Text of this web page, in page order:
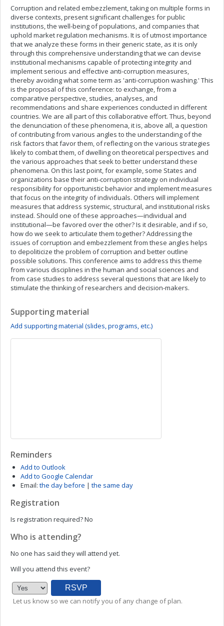
Corruption and related embezzlement, taking on multiple forms in
diverse contexts, present significant challenges for public
institutions, the well-being of populations, and companies that
uphold market regulation mechanisms. It is of utmost importance
that we analyze these forms in their generic state, as it is only
through this comprehensive understanding that we can devise
institutional mechanisms capable of protecting integrity and
implement serious and effective anti-corruption measures,
thereby avoiding what some term as 'anti-corruption washing.' This
is the proposal of this conference: to exchange, from a
comparative perspective, studies, analyses, and
recommendations and share experiences conducted in different
countries. We are all part of this collaborative effort. Thus, beyond
the denunciation of these phenomena, it is, above all, a question
of contributing from various angles to the understanding of the
risk factors that favor them, of reflecting on the various strategies
likely to combat them, of dwelling on theoretical perspectives and
the various approaches that seek to better understand these
phenomena. On this last point, for example, some States and
organizations base their anti-corruption strategy on individual
responsibility for opportunistic behavior and implement measures
that focus on the integrity of individuals. Others will implement
measures that address systemic, structural, and institutional risks
instead. Should one of these approaches—individual and
institutional—be favored over the other? Is it desirable, and if so,
how do we seek to articulate them together? Addressing the
issues of corruption and embezzlement from these angles helps
to depoliticize the problem of corruption and better outline
possible solutions. This conference aims to address this theme
from various disciplines in the human and social sciences and
from case studies to address several questions that are likely to
stimulate the thinking of researchers and decision-makers.
Supporting material
Add supporting material (slides, programs, etc.)
Reminders
Add to Outlook
Add to Google Calendar
Email: the day before | the same day
Registration
Is registration required?No
Who is attending?
No one has said they will attend yet.
Will you attend this event?
Let us know so we can notify you of any change of plan.